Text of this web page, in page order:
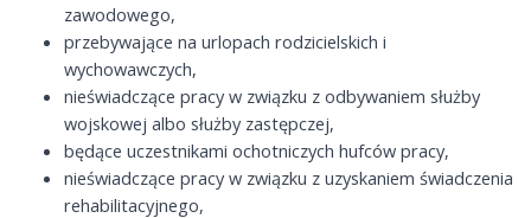
zawodowego,
przebywające na urlopach rodzicielskich i
wychowawczych,
nieświadczące pracy w związku z odbywaniem służby
wojskowej albo służby zastępczej,
będące uczestnikami ochotniczych hufców pracy,
nieświadczące pracy w związku z uzyskaniem świadczenia
rehabilitacyjnego,